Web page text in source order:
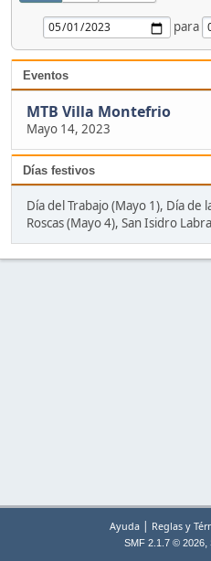
para
Eventos
MTB Villa Montefrio
Mayo 14, 2023
Días festivos
Día del Trabajo (Mayo 1), Día de
Roscas (Mayo 4), San Isidro
Ayuda | Reglas y
SMF 2.1.7 © 2026,